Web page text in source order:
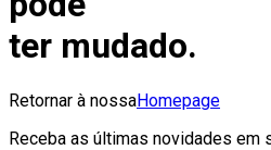
ter mudado.
Retornar à nossaHomepage
Receba as últimas novidades em